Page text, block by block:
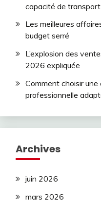
capacité de transport
Les meilleures
budget serré
L’explosion des
2026 expliquée
Comment choisir une
professionnelle
Archives
juin 2026
mars 2026